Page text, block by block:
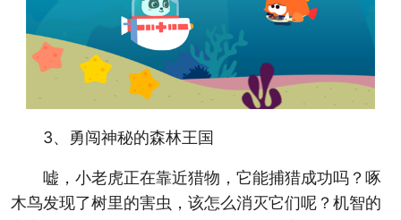
3、勇闯神秘的森林王国
嘘，小老虎正在靠近猎物，它能捕猎成功吗？啄
木鸟发现了树里的害虫，该怎么消灭它们呢？机智的